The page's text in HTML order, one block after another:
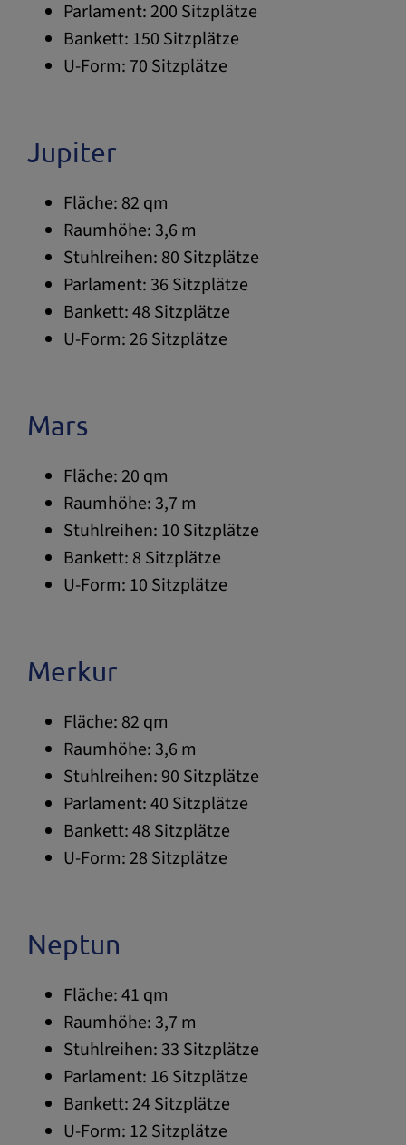
Parlament: 200 Sitzplätze
Bankett: 150 Sitzplätze
U-Form: 70 Sitzplätze
Jupiter
Fläche: 82 qm
Raumhöhe: 3,6 m
Stuhlreihen: 80 Sitzplätze
Parlament: 36 Sitzplätze
Bankett: 48 Sitzplätze
U-Form: 26 Sitzplätze
Mars
Fläche: 20 qm
Raumhöhe: 3,7 m
Stuhlreihen: 10 Sitzplätze
Bankett: 8 Sitzplätze
U-Form: 10 Sitzplätze
Merkur
Fläche: 82 qm
Raumhöhe: 3,6 m
Stuhlreihen: 90 Sitzplätze
Parlament: 40 Sitzplätze
Bankett: 48 Sitzplätze
U-Form: 28 Sitzplätze
Neptun
Fläche: 41 qm
Raumhöhe: 3,7 m
Stuhlreihen: 33 Sitzplätze
Parlament: 16 Sitzplätze
Bankett: 24 Sitzplätze
U-Form: 12 Sitzplätze